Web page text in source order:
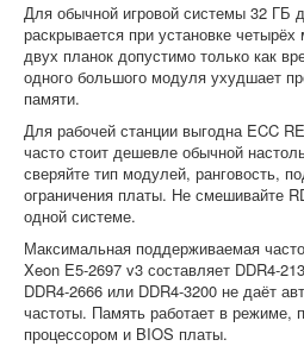
Для обычной игровой системы 32 ГБ
раскрывается при установке
двух планок допустимо только как
одного большого модуля ухудшает
памяти.
Для рабочей станции выгодна ECC
часто стоит дешевле обычной
сверяйте тип модулей, ранговость,
ограничения платы. Не смешивайте
одной системе.
Максимальная поддерживаемая
Xeon E5-2697 v3 составляет DDR4-
DDR4-2666 или DDR4-3200 не даёт
частоты. Память работает в режиме,
процессором и BIOS платы.